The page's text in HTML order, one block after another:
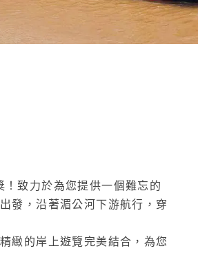
致力於為您提供一個難忘的
發，沿著湄公河下游航行，穿
緻的岸上遊覽完美結合，為您